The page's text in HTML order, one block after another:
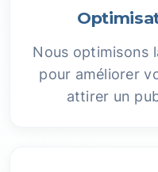
Nous optimisons
pour améliorer
attirer un